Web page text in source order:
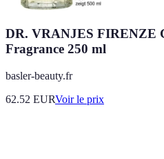
DR. VRANJES FIRENZE
Fragrance 250 ml
basler-beauty.fr
62.52 EURVoir le prix